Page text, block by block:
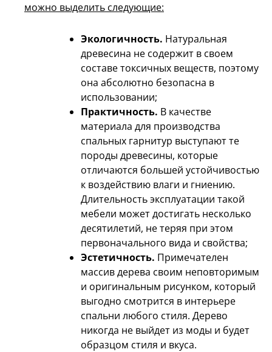
можно выделить следующие:
Экологичность. Натуральная
древесина не содержит в своем
составе токсичных веществ, поэтому
она абсолютно безопасна в
использовании;
Практичность. В качестве
материала для производства
спальных гарнитур выступают те
породы древесины, которые
отличаются большей устойчивостью
к воздействию влаги и гниению.
Длительность эксплуатации такой
мебели может достигать несколько
десятилетий, не теряя при этом
первоначального вида и свойства;
Эстетичность. Примечателен
массив дерева своим неповторимым
и оригинальным рисунком, который
выгодно смотрится в интерьере
спальни любого стиля. Дерево
никогда не выйдет из моды и будет
образцом стиля и вкуса.